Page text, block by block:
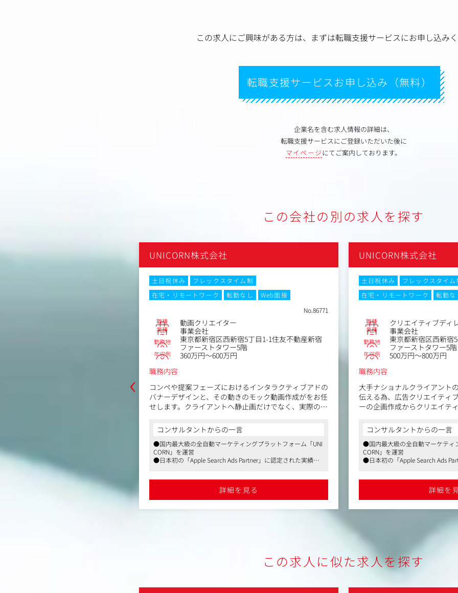
この求人にご興味がある方は、 まずは転職支援サービスにお申し込み
転職支援サービスお申し込み（無料）
企業名を含む求人情報の詳細は、
転職支援サービスにご登録いただいた後に
マイページにてご案内しております。
この会社の別の求人を探す
‹
社
広告業界の圧倒的な情報・知識を広く
ます
業主企業への出向や、デジタルプロモ
プランニングスキルの獲得担当、マー
リサーチャーへジョブローテーション
UNICORN株式会社
土日祝休み
フレックスタイム制
在宅・リモートワーク
転勤なし
Web面接
No.86771
職種 動画クリエイター
業種 事業会社
勤務地
東京都新宿区西新宿5丁目1-1住友不動産新宿
ファーストタワー5階
年収例
360万円～600万円
職務内容
コンペや提案フェーズにおけるインタラクティブアドの
バナーデザインと、その動きのモック動画作成がをお任
せします。クライアントへ静止画だけでなく、実際の挙
常的に提示することで、受注の確率を最大化させる役割
を担います。
※PV（プロモーションビデオ）などを制作するポジシ
ョンではありません。
・提案時におけるクリエイティブ・デザイン制作
コンサルタントからの一言
●国内最大級の全自動マーケティングプラットフォーム「UNI
CORN」を運営
●日本初の「Apple Search Ads Partner」に認定された実績
●ジョブローテーション制度でキャリアアップを支援
詳細を見る
UNICORN株式会社
土日祝休み
フレックスタイム
在宅・リモートワーク
転勤な
職種 クリエイティブディ
業種 事業会社
勤務地
東京都新宿区西新宿
ファーストタワー5階
年収例
500万円～800万円
職務内容
大手ナショナルクライアント
伝える為、広告クリエイティ
ーの企画作成からクリエイテ
ーが興味を持ってくれるクリ
社内営業担当、制作クリエイ
ンを取りながら、場合によっ
代理店へ直接クリエイティブ
ともあります。
・クリエイティブ企画会議の
コンサルタントからの一言
●国内最大級の全自動マーケティ
CORN」を運営
●日本初の「Apple Search Ads
詳細を
この求人に似た求人を探す